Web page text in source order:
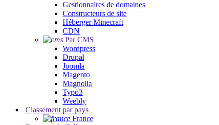
Gestionnaires de domaines
Constructeurs de site
Héberger Minecraft
CDN
Par CMS
Wordpress
Drupal
Joomla
Magento
Magnolia
Typo3
Weebly
Classement par pays
France